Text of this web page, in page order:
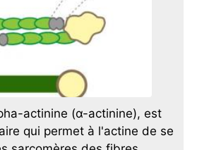
actinine (α-actinine), est
qui permet à l'actine de se